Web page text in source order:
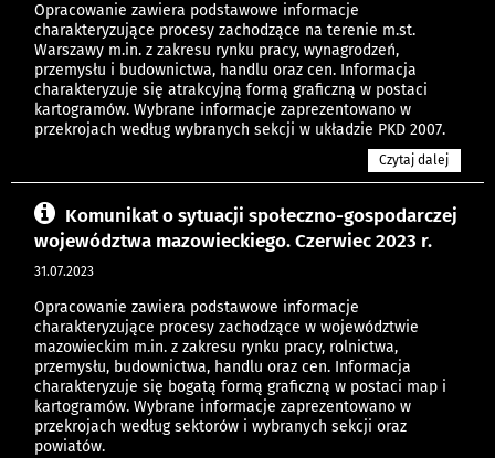
Opracowanie zawiera podstawowe informacje
charakteryzujące procesy zachodzące na terenie m.st.
Warszawy m.in. z zakresu rynku pracy, wynagrodzeń,
przemysłu i budownictwa, handlu oraz cen. Informacja
charakteryzuje się atrakcyjną formą graficzną w postaci
kartogramów. Wybrane informacje zaprezentowano w
przekrojach według wybranych sekcji w układzie PKD 2007.
Czytaj dalej
Komunikat o sytuacji społeczno-gospodarczej
województwa mazowieckiego. Czerwiec 2023 r.
31.07.2023
Opracowanie zawiera podstawowe informacje
charakteryzujące procesy zachodzące w województwie
mazowieckim m.in. z zakresu rynku pracy, rolnictwa,
przemysłu, budownictwa, handlu oraz cen. Informacja
charakteryzuje się bogatą formą graficzną w postaci map i
kartogramów. Wybrane informacje zaprezentowano w
przekrojach według sektorów i wybranych sekcji oraz
powiatów.